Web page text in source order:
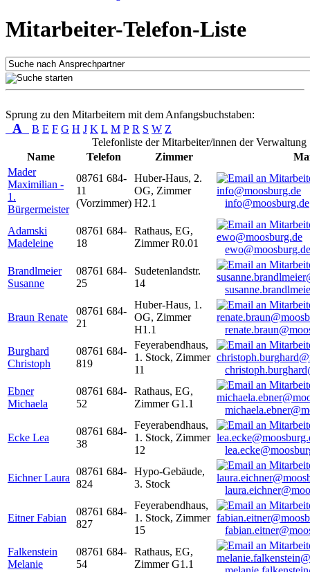
Mitarbeiter-Telefon-Liste
Sprung zu den Mitarbeitern mit dem Anfangsbuchstaben:
A B E F G H J K L M P R S W Z
Telefonliste der Mitarbeiter/innen der Verwaltung
Name
Telefon Zimmer
Mader
Maximilian -
1.
Bürgermeister
08761 684-
11
(Vorzimmer)
Huber-Haus, 2.
OG, Zimmer
H2.1
info@moosburg.de
Adamski
Madeleine
08761 684-
18
Rathaus, EG,
Zimmer R0.01
ewo@moosburg.de
Brandlmeier
Susanne
08761 684-
25
Sudetenlandstr.
14
Braun Renate
08761 684-
21
Huber-Haus, 1.
OG, Zimmer
H1.1
Burghard
Christoph
08761 684-
819
Feyerabendhaus,
1. Stock, Zimmer
11
Ebner
Michaela
08761 684-
52
Rathaus, EG,
Zimmer G1.1
Ecke Lea
08761 684-
38
Feyerabendhaus,
1. Stock, Zimmer
12
Eichner Laura
08761 684-
824
Hypo-Gebäude,
3. Stock
Eitner Fabian
08761 684-
827
Feyerabendhaus,
1. Stock, Zimmer
15
Falkenstein
Melanie
08761 684-
54
Rathaus, EG,
Zimmer G1.1